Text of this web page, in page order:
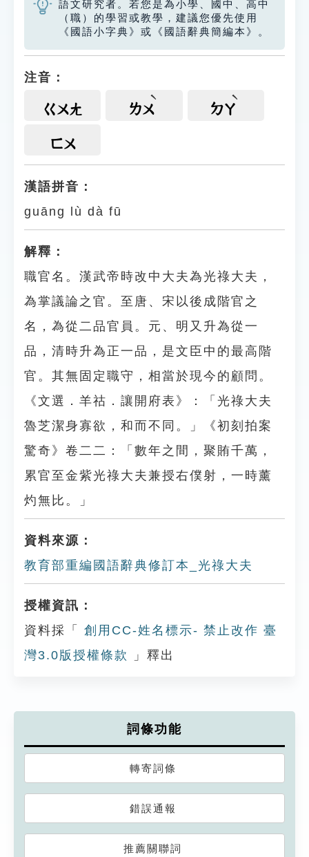
教學應用
貓頭鷹博士
語文研究者。若您是為小學、國中、高中
（職）的學習或教學，建議您優先使用
《國語小字典》或《國語辭典簡編本》。
注音：
ㄍㄨㄤ ㄌㄨ ㄉㄚ
ㄈㄨ
漢語拼音：
guāng lù dà fū
解釋：
職官名。漢武帝時改中大夫為光祿大夫，
為掌議論之官。至唐、宋以後成階官之
名，為從二品官員。元、明又升為從一
品，清時升為正一品，是文臣中的最高階
官。其無固定職守，相當於現今的顧問。
《文選．羊祜．讓開府表》：「光祿大夫
魯芝潔身寡欲，和而不同。」《初刻拍案
驚奇》卷二二：「數年之間，聚賄千萬，
累官至金紫光祿大夫兼授右僕射，一時薰
灼無比。」
資料來源：
教育部重編國語辭典修訂本_光祿大夫
授權資訊：
資料採「
創用CC-姓名標示- 禁止改作 臺
灣3.0版授權條款
」釋出
詞條功能
轉寄詞條
錯誤通報
推薦關聯詞